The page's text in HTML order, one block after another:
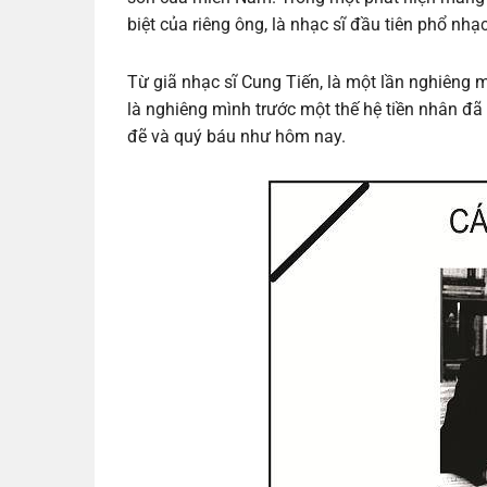
biệt của riêng ông, là nhạc sĩ đầu tiên phổ
Từ giã nhạc sĩ Cung Tiến, là một lần nghiêng
là nghiêng mình trước một thế hệ tiền nhân
đẽ và quý báu như hôm nay.